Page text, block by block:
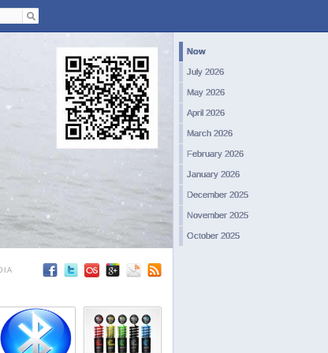
Now
July 2026
May 2026
April 2026
March 2026
February 2026
January 2026
December 2025
November 2025
October 2025